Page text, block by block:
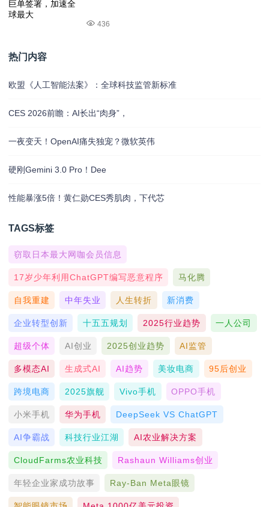
436
热门内容
欧盟《人工智能法案》：全球科技监管新标准
CES 2026前瞻：AI长出“肉身”，
一夜变天！OpenAI痛失独宠？微软英伟
硬刚Gemini 3.0 Pro！Dee
性能暴涨5倍！黄仁勋CES秀肌肉，下代芯
TAGS标签
窃取日本最大网咖会员信息
17岁少年利用ChatGPT编写恶意程序 马化腾
自我重建 中年失业 人生转折 新消费
企业转型创新 十五五规划 2025行业趋势 一人公司
超级个体 AI创业 2025创业趋势 AI监管
多模态AI 生成式AI AI趋势 美妆电商 95后创业
跨境电商 2025旗舰 Vivo手机 OPPO手机
小米手机 华为手机 DeepSeek VS ChatGPT
AI争霸战 科技行业江湖 AI农业解决方案
CloudFarms农业科技 Rashaun Williams创业
年轻企业家成功故事 Ray-Ban Meta眼镜